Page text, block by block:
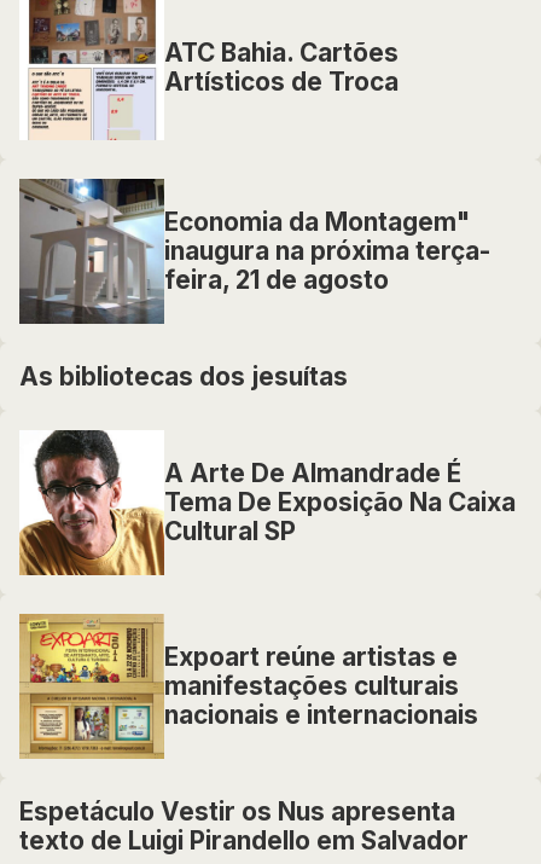
ATC Bahia. Cartões
Artísticos de Troca
Economia da Montagem"
inaugura na próxima terça-
feira, 21 de agosto
As bibliotecas dos jesuítas
A Arte De Almandrade É
Tema De Exposição Na Caixa
Cultural SP
Expoart reúne artistas e
manifestações culturais
nacionais e internacionais
Espetáculo Vestir os Nus apresenta
texto de Luigi Pirandello em Salvador